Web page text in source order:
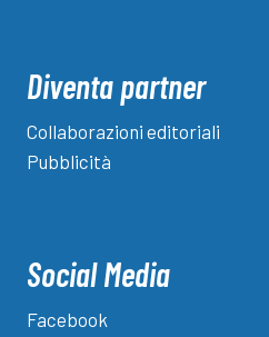
Diventa partner
Collaborazioni editoriali
Pubblicità
Social Media
Facebook